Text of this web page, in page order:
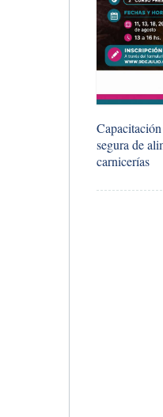
segura de
carnicerías